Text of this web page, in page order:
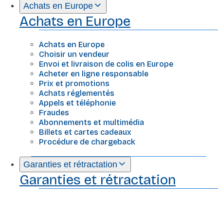
Achats en Europe
Achats en Europe
Achats en Europe
Choisir un vendeur
Envoi et livraison de colis en Europe
Acheter en ligne responsable
Prix et promotions
Achats réglementés
Appels et téléphonie
Fraudes
Abonnements et multimédia
Billets et cartes cadeaux
Procédure de chargeback
Garanties et rétractation
Garanties et rétractation